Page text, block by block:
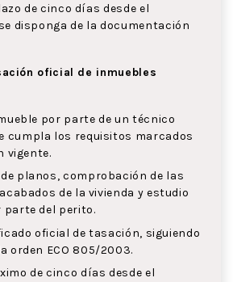
de cinco días desde el
disponga de la documentación
oficial de inmuebles
por parte de un técnico
cumpla los requisitos marcados
vigente.
planos, comprobación de las
de la vivienda y estudio
parte del perito.
oficial de tasación, siguiendo
orden ECO 805/2003.
de cinco días desde el